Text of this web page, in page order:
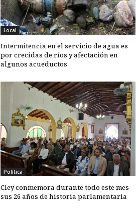
Local
Intermitencia en el servicio de agua es
por crecidas de ríos y afectación en
algunos acueductos
Política
Cley conmemora durante todo este mes
sus 26 años de historia parlamentaria